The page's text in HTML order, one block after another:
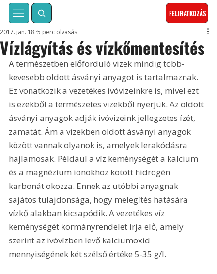
FELIRATKOZÁS
Vízlágyítás és vízkőmentesítés
2017. jan. 18. 5 perc olvasás
A természetben előforduló vizek mindig több-
kevesebb oldott ásványi anyagot is tartalmaznak.
Ez vonatkozik a vezetékes ivóvizeinkre is, mivel ezt
is ezekből a természetes vizekből nyerjük. Az oldott
ásványi anyagok adják ivóvizeink jellegzetes ízét,
zamatát. Ám a vizekben oldott ásványi anyagok
között vannak olyanok is, amelyek lerakódásra
hajlamosak. Például a víz keménységét a kalcium
és a magnézium ionokhoz kötött hidrogén
karbonát okozza. Ennek az utóbbi anyagnak
sajátos tulajdonsága, hogy melegítés hatására
vízkő alakban kicsapódik. A vezetékes víz
keménységét kormányrendelet írja elő, amely
szerint az ivóvízben levő kalciumoxid
mennyiségének két szélső értéke 5-35 g/l.